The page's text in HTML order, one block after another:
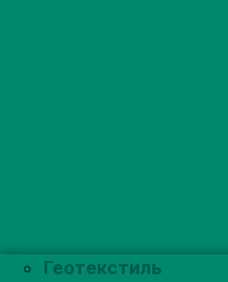
Геотекстиль